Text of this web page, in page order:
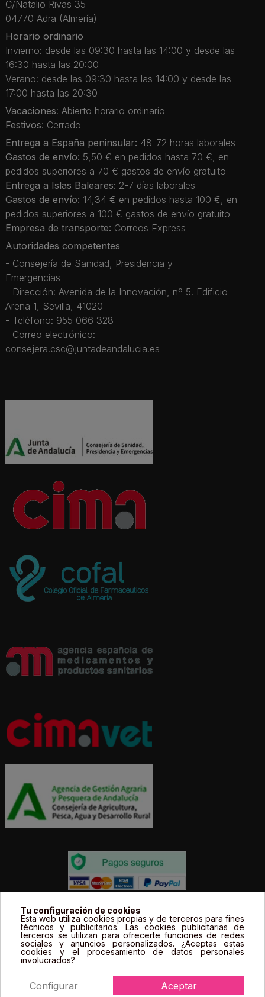
C/Natalio Rivas 35
04770 Adra (Almería)
Horario ordinario
Invierno: desde las 09:30 hasta las 14:00 y desde las
16:30 hasta las 20:00
Verano: desde las 09:30 hasta las 14:00 y desde las
17:00 hasta las 20:30
Vacaciones: Abierto horario ordinario
Festivos: Cerrado
Entrega a España peninsular: 48-72 horas laborales
Gastos de envío: 5,50 € en pedidos hasta 70 €, en
pedidos superiores a 70 € gastos de envío gratuito
Entrega a Islas Baleares: 2-7 días laborales
Gastos de envío: 14,34 € en pedidos hasta 100 €, en
pedidos superiores a 100 € gastos de envío gratuito
Empresa de transporte: Correos Express
Autoridades competentes
- Consejería de Sanidad, Presidencia y
Emergencias
- Dirección: Avenida de la Innovación, nº 5. Edificio
Arena 1, Sevilla, 41020
- Teléfono: 955 066 328
- Correo electrónico:
consejera.csc@juntadeandalucia.es
Todos los precios estás expresados en Euros e
incluyen el IVA. | Todas las marcas, logotipos y fotos de
productos son propiedad legal de sus propietarios y
sólo se muestran a título informativo.
Tu configuración de cookies
Esta web utiliza cookies propias y de terceros para fines
técnicos y publicitarios. Las cookies publicitarias de
terceros se utilizan para ofrecerte funciones de redes
sociales y anuncios personalizados. ¿Aceptas estas
cookies y el procesamiento de datos personales
involucrados?
Aceptar
Configurar